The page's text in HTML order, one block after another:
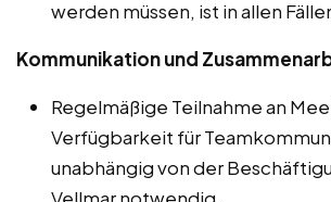
werden müssen, ist in allen
Kommunikation und
Regelmäßige Teilnahme an
Verfügbarkeit für
unabhängig von der
Vellmar notwendig.